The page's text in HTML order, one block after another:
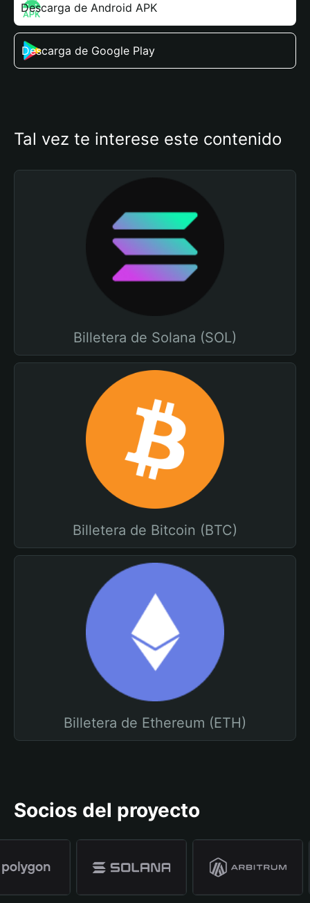
Descarga de Android APK
Descarga de Google Play
Tal vez te interese este contenido
Billetera de Solana (SOL)
Billetera de Bitcoin (BTC)
Billetera de Ethereum (ETH)
Socios del proyecto